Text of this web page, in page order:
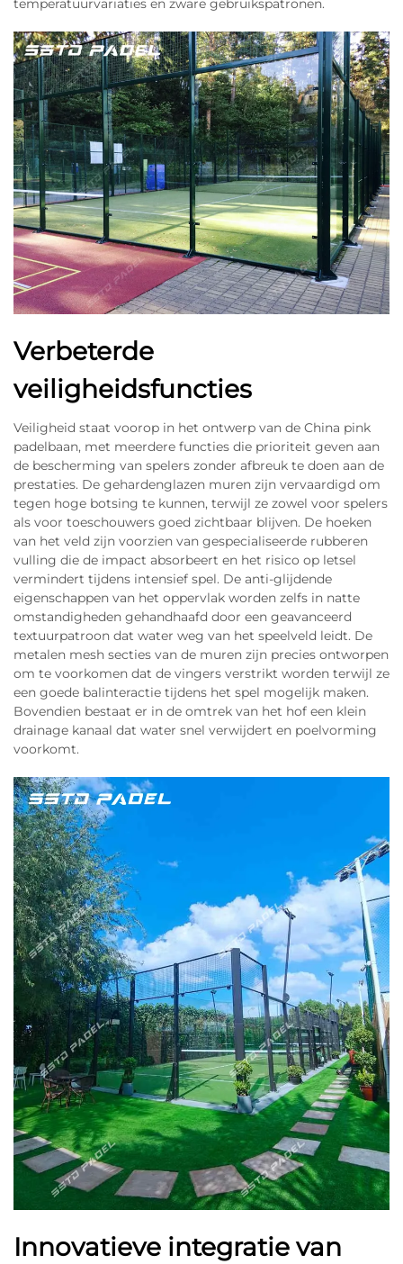
temperatuurvariaties en zware gebruikspatronen.
Verbeterde
veiligheidsfuncties
Veiligheid staat voorop in het ontwerp van de China pink
padelbaan, met meerdere functies die prioriteit geven aan
de bescherming van spelers zonder afbreuk te doen aan de
prestaties. De gehardenglazen muren zijn vervaardigd om
tegen hoge botsing te kunnen, terwijl ze zowel voor spelers
als voor toeschouwers goed zichtbaar blijven. De hoeken
van het veld zijn voorzien van gespecialiseerde rubberen
vulling die de impact absorbeert en het risico op letsel
vermindert tijdens intensief spel. De anti-glijdende
eigenschappen van het oppervlak worden zelfs in natte
omstandigheden gehandhaafd door een geavanceerd
textuurpatroon dat water weg van het speelveld leidt. De
metalen mesh secties van de muren zijn precies ontworpen
om te voorkomen dat de vingers verstrikt worden terwijl ze
een goede balinteractie tijdens het spel mogelijk maken.
Bovendien bestaat er in de omtrek van het hof een klein
drainage kanaal dat water snel verwijdert en poelvorming
voorkomt.
Innovatieve integratie van